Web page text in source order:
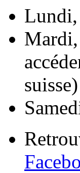
Mardi,
suisse)